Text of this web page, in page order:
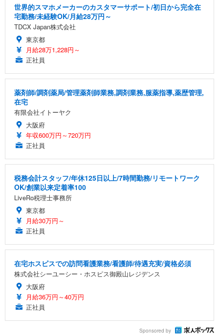
世界的スマホメーカーのカスタマーサポート/初日から完全在
宅勤務/未経験OK/月給28万円～
TDCX Japan株式会社
東京都
月給28万1,228円～
正社員
薬剤師/調剤薬局/管理薬剤師業務,調剤業務,服薬指導,薬歴管理,
在宅
有限会社イトーヤク
大阪府
年収600万円～720万円
正社員
税務会計スタッフ/年休125日以上/7時間勤務/リモートワーク
OK/創業以来定着率100
LiveRo税理士事務所
東京都
月給30万円～
正社員
在宅ホスピスでの訪問看護業務/看護師/待遇充実/資格必須
株式会社シーユーシー・ホスピス御殿山レジデンス
大阪府
月給36万円～40万円
正社員
Sponsored by